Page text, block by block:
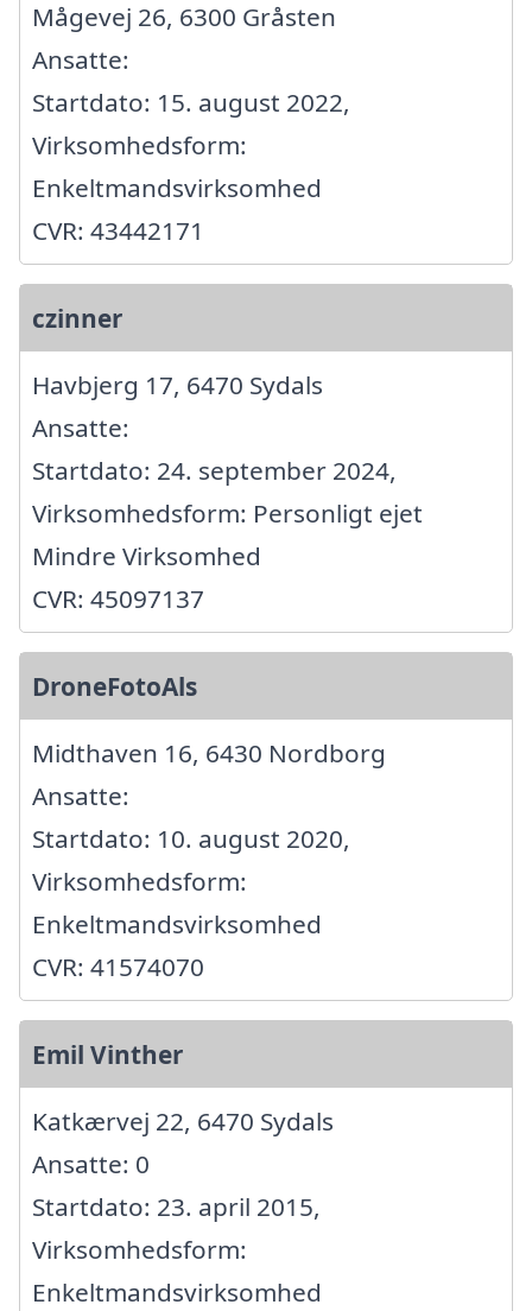
Mågevej 26, 6300 Gråsten
Ansatte:
Startdato: 15. august 2022,
Virksomhedsform:
Enkeltmandsvirksomhed
CVR: 43442171
czinner
Havbjerg 17, 6470 Sydals
Ansatte:
Startdato: 24. september 2024,
Virksomhedsform: Personligt ejet
Mindre Virksomhed
CVR: 45097137
DroneFotoAls
Midthaven 16, 6430 Nordborg
Ansatte:
Startdato: 10. august 2020,
Virksomhedsform:
Enkeltmandsvirksomhed
CVR: 41574070
Emil Vinther
Katkærvej 22, 6470 Sydals
Ansatte: 0
Startdato: 23. april 2015,
Virksomhedsform:
Enkeltmandsvirksomhed